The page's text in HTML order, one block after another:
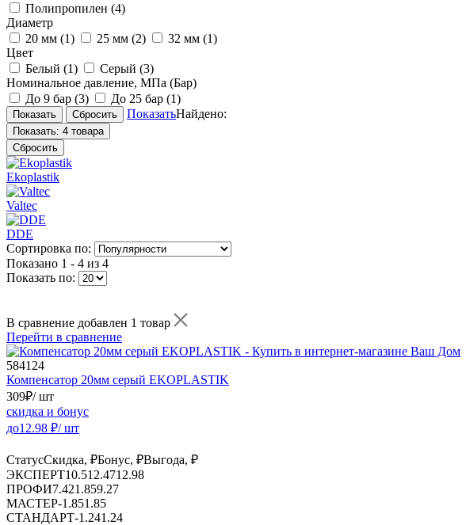
Полипропилен (4)
Диаметр
20 мм (1) 25 мм (2) 32 мм (1)
Цвет
Белый (1) Серый (3)
Номинальное давление, МПа (Бар)
До 9 бар (3) До 25 бар (1)
ПоказатьНайдено:
Показать: 4 товара
Сбросить
Ekoplastik
Valtec
DDE
Сортировка по:
Показано 1 - 4 из 4
Показать по:
В сравнение добавлен 1 товар
Перейти в сравнение
584124
Компенсатор 20мм серый EKOPLASTIK
309₽/ шт
скидка и бонус
до12.98 ₽/ шт
СтатусСкидка, ₽Бонус, ₽Выгода, ₽
ЭКСПЕРТ10.51 2.4712.98
ПРОФИ7.421.859.27
МАСТЕР-1.851.85
СТАНДАРТ-1.241.24